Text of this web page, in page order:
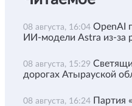
08 августа, 16:04 OpenAI
ИИ-модели Astra из-за
08 августа, 15:29
дорогах Атырауской
08 августа, 16:24 Партия